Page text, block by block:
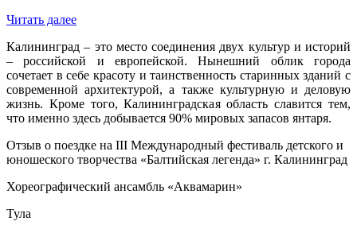
Читать далее
Калининград – это место соединения двух культур и историй
– российской и европейской. Нынешний облик города
сочетает в себе красоту и таинственность старинных зданий с
современной архитектурой, а также культурную и деловую
жизнь. Кроме того, Калининградская область славится тем,
что именно здесь добывается 90% мировых запасов янтаря.
Отзыв о поездке на III Международный фестиваль детского и
юношеского творчества «Балтийская легенда» г. Калининград
Хореографический ансамбль «Аквамарин»
Тула